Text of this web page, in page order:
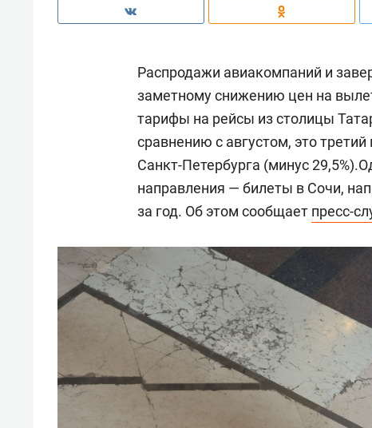
Распродажи авиакомпаний и
заметному снижению цен на
тарифы на рейсы из столицы
сравнению с августом, это
Санкт-Петербурга (минус
направления — билеты в Сочи,
за год. Об этом сообщает пресс-